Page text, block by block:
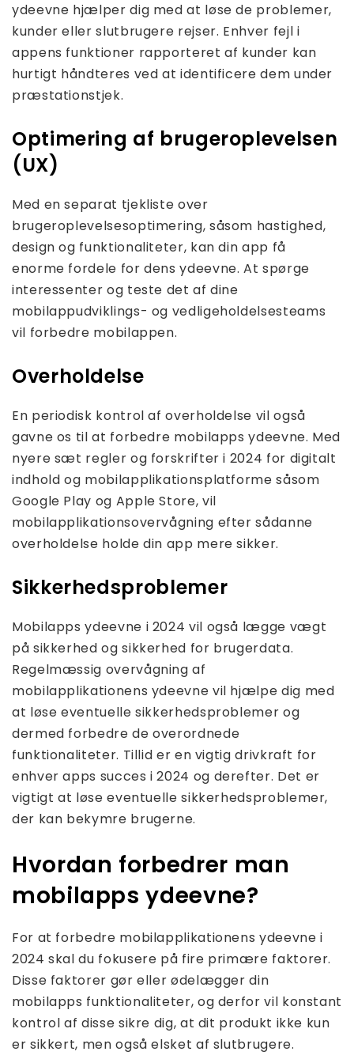
ydeevne hjælper dig med at løse de problemer,
kunder eller slutbrugere rejser. Enhver fejl i
appens funktioner rapporteret af kunder kan
hurtigt håndteres ved at identificere dem under
præstationstjek.
Optimering af brugeroplevelsen
(UX)
Med en separat tjekliste over
brugeroplevelsesoptimering, såsom hastighed,
design og funktionaliteter, kan din app få
enorme fordele for dens ydeevne. At spørge
interessenter og teste det af dine
mobilappudviklings- og vedligeholdelsesteams
vil forbedre mobilappen.
Overholdelse
En periodisk kontrol af overholdelse vil også
gavne os til at forbedre mobilapps ydeevne. Med
nyere sæt regler og forskrifter i 2024 for digitalt
indhold og mobilapplikationsplatforme såsom
Google Play og Apple Store, vil
mobilapplikationsovervågning efter sådanne
overholdelse holde din app mere sikker.
Sikkerhedsproblemer
Mobilapps ydeevne i 2024 vil også lægge vægt
på sikkerhed og sikkerhed for brugerdata.
Regelmæssig overvågning af
mobilapplikationens ydeevne vil hjælpe dig med
at løse eventuelle sikkerhedsproblemer og
dermed forbedre de overordnede
funktionaliteter. Tillid er en vigtig drivkraft for
enhver apps succes i 2024 og derefter. Det er
vigtigt at løse eventuelle sikkerhedsproblemer,
der kan bekymre brugerne.
Hvordan forbedrer man
mobilapps ydeevne?
For at forbedre mobilapplikationens ydeevne i
2024 skal du fokusere på fire primære faktorer.
Disse faktorer gør eller ødelægger din
mobilapps funktionaliteter, og derfor vil konstant
kontrol af disse sikre dig, at dit produkt ikke kun
er sikkert, men også elsket af slutbrugere.